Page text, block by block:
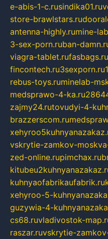
e-abis-1-c.rusindika01.ru
store-brawlstars.ru
antenna-highly.rumine-
3-sex-porn.ruban-
viagra-tablet.rufasbags.ru
fincontech.ru3sexporn.ru
rebus-toys.ruminelab-
medsprawo-4-ka.ru
zajmy24.rutovudyi-4-
brazzerscom.ru
vskrytie-zamkov-
zed-online.rupimchax.ru
kuhnyaofabrikaufabrik.ru
xehyroo-5-
guzywia-4-
cs68.ruvladivostok-
raszar.ruvskrytie-